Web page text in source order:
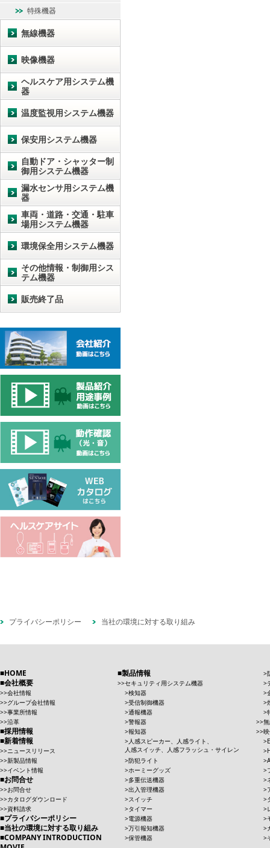
特殊機器
無線機器
映像機器
ヘルスケア用システム機
器
温度監視用システム機器
保安用システム機器
自動ドア・シャッター制
御用システム機器
漏水センサ用システム機
器
車両・道路・交通・駐車
場用システム機器
環境保全用システム機器
その他情報・制御用シス
テム機器
販売終了品
プライバシーポリシー 当社の環境に対する取り組み
HOME
会社概要
会社情報
グループ会社情報
事業所情報
沿革
採用情報
新着情報
ニュースリリース
新製品情報
イベント情報
お問合せ
お問合せ
カタログダウンロード
資料請求
プライバシーポリシー
当社の環境に対する取り組み
COMPANY INTRODUCTION
製品情報
セキュリティ用システム機器
検知器
受信制御機器
通報機器
警報器
報知器
人感スピーカー、人感ライト、
人感スイッチ、人感フラッシュ・サイレン
防犯ライト
ホーミーグッズ
多重伝送機器
出入管理機器
スイッチ
タイマー
電源機器
万引報知機器
保管機器